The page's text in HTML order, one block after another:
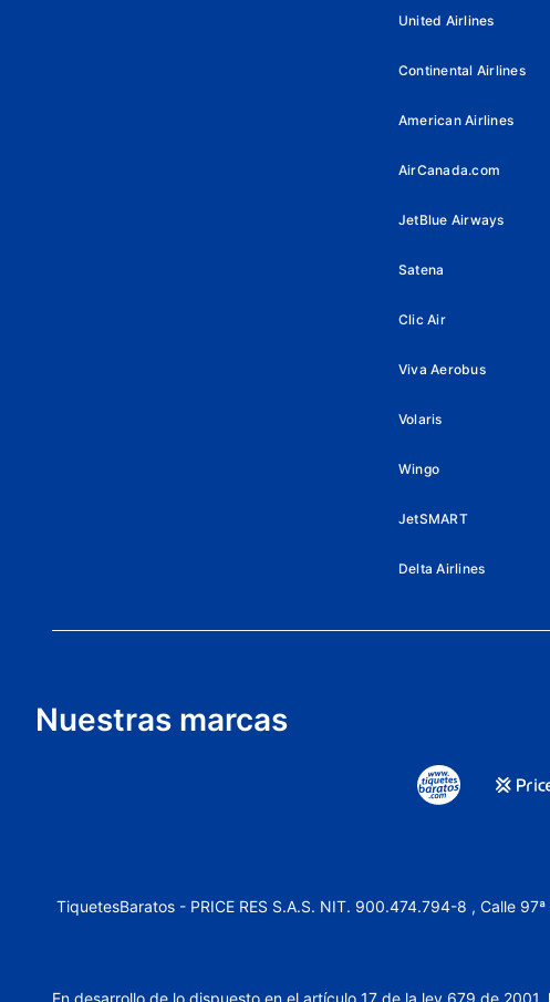
United Airlines
Continental Airlines
American Airlines
AirCanada.com
JetBlue Airways
Satena
Clic Air
Viva Aerobus
Volaris
Wingo
JetSMART
Delta Airlines
Nuestras marcas
TiquetesBaratos - PRICE RES S.A.S. NIT. 900.474.794-8 , Calle
En desarrollo de lo dispuesto en el artículo 17 de la ley 679 de